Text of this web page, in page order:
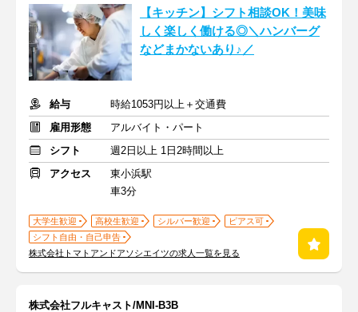
【キッチン】シフト相談OK！美味
しく楽しく働ける◎＼ハンバーグ
などまかないあり♪／
給与
時給1053円以上＋交通費
雇用形態
アルバイト・パート
シフト
週2日以上 1日2時間以上
アクセス
東小浜駅
車3分
大学生歓迎 高校生歓迎 シルバー歓迎
ピアス可
シフト自由・自己申告
株式会社トマトアンドアソシエイツの求人一覧を見る
株式会社フルキャスト/MNI-B3B